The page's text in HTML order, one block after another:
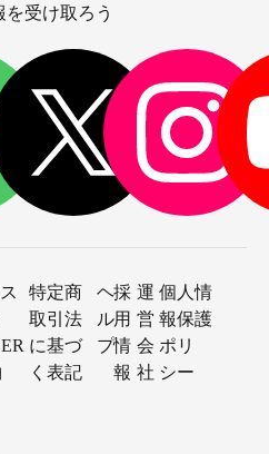
受け取ろう
特定商
取引法
に基づ
く表記
ヘ
ル
プ
採
用
情
報
運
営
会
社
個人情
報保護
ポリ
シー